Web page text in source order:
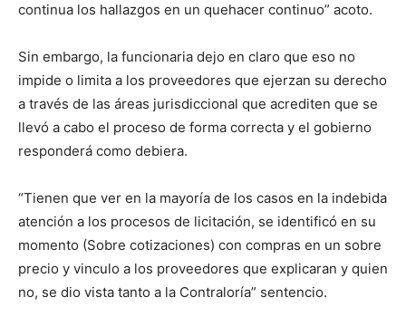
continua los hallazgos en un quehacer continuo” acoto.
Sin embargo, la funcionaria dejo en claro que eso no
impide o limita a los proveedores que ejerzan su derecho
a través de las áreas jurisdiccional que acrediten que se
llevó a cabo el proceso de forma correcta y el gobierno
responderá como debiera.
“Tienen que ver en la mayoría de los casos en la indebida
atención a los procesos de licitación, se identificó en su
momento (Sobre cotizaciones) con compras en un sobre
precio y vinculo a los proveedores que explicaran y quien
no, se dio vista tanto a la Contraloría” sentencio.